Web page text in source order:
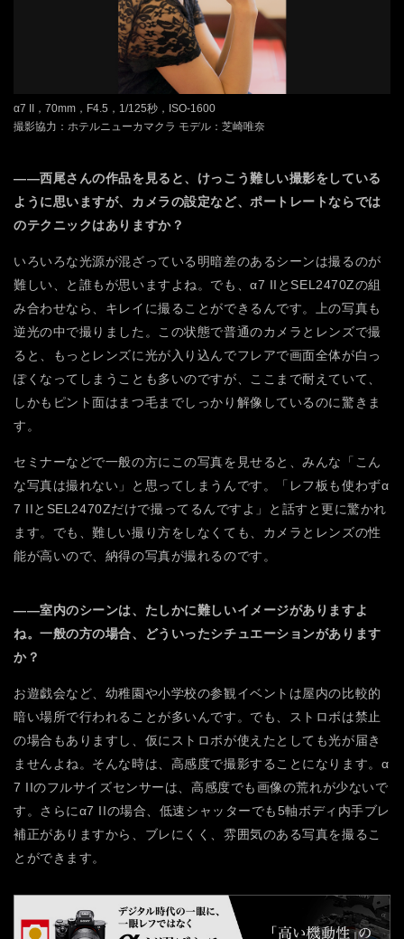
α7 II，70mm，F4.5，1/125秒，ISO-1600
撮影協力：ホテルニューカマクラ モデル：芝崎唯奈
――西尾さんの作品を見ると、けっこう難しい撮影をしている
ように思いますが、カメラの設定など、ポートレートならでは
のテクニックはありますか？
いろいろな光源が混ざっている明暗差のあるシーンは撮るのが
難しい、と誰もが思いますよね。でも、α7 IIとSEL2470Zの組
み合わせなら、キレイに撮ることができるんです。上の写真も
逆光の中で撮りました。この状態で普通のカメラとレンズで撮
ると、もっとレンズに光が入り込んでフレアで画面全体が白っ
ぽくなってしまうことも多いのですが、ここまで耐えていて、
しかもピント面はまつ毛までしっかり解像しているのに驚きま
す。
セミナーなどで一般の方にこの写真を見せると、みんな「こん
な写真は撮れない」と思ってしまうんです。「レフ板も使わずα
7 IIとSEL2470Zだけで撮ってるんですよ」と話すと更に驚かれ
ます。でも、難しい撮り方をしなくても、カメラとレンズの性
能が高いので、納得の写真が撮れるのです。
――室内のシーンは、たしかに難しいイメージがありますよ
ね。一般の方の場合、どういったシチュエーションがあります
か？
お遊戯会など、幼稚園や小学校の参観イベントは屋内の比較的
暗い場所で行われることが多いんです。でも、ストロボは禁止
の場合もありますし、仮にストロボが使えたとしても光が届き
ませんよね。そんな時は、高感度で撮影することになります。α
7 IIのフルサイズセンサーは、高感度でも画像の荒れが少ないで
す。さらにα7 IIの場合、低速シャッターでも5軸ボディ内手ブレ
補正がありますから、ブレにくく、雰囲気のある写真を撮るこ
とができます。